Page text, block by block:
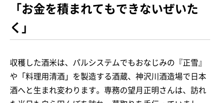
「お金を積まれてもできないぜいた
く」
収穫した酒米は、パルシステムでもおなじみの『正雪』
や「料理用清酒」を製造する酒蔵、神沢川酒造場で日本
酒へと生まれ変わります。専務の望月正明さんは、訪れ